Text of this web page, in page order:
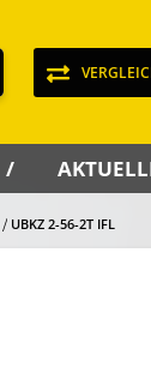
UBKZ 2-56-2T IFL